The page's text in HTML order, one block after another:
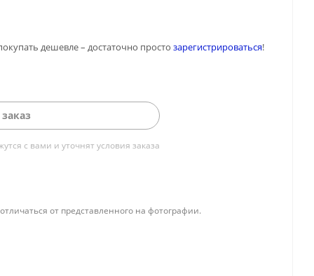
дешевле – достаточно просто зарегистрироваться!
с вами и уточнят условия заказа
от представленного на фотографии.